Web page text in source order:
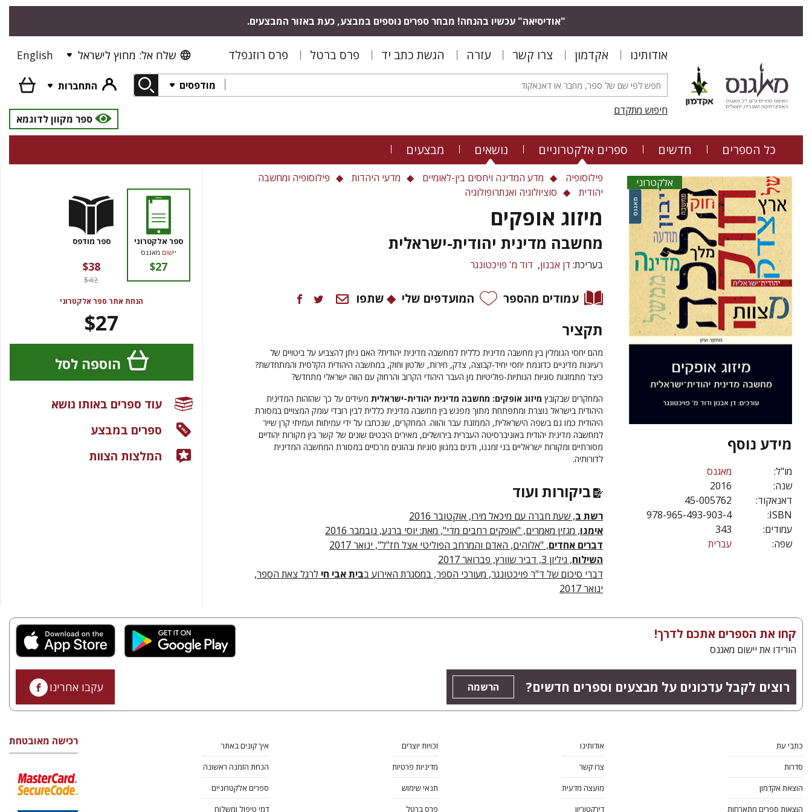
"אודיסיאה" עכשיו בהנחה! מבחר ספרים נוספים במבצע, כעת באזור המבצעים.
אודותינו אקדמון צרו קשר עזרה הגשת כתב יד פרס ברטל פרס רוזנפלד שלח אל: מחוץ לישראל English
מודפסים
התחברות
חיפוש מתקדם
ספר מקוון לדוגמא
כל הספרים חדשים ספרים אלקטרוניים נושאים מבצעים
אלקטרוני
מידע נוסף
מו"ל:
מאגנס
שנה:
2016
דאנאקוד:
45-005762
ISBN:
978-965-493-903-4
עמודים:
343
שפה:
עברית
פילוסופיה מדע המדינה ויחסים בין-לאומיים מדעי היהדות
פילוסופיה ומחשבה
יהודית
סוציולוגיה ואנתרופולוגיה
מיזוג אופקים
מחשבה מדינית יהודית-ישראלית
בעריכת: דן אבנון דוד מ' פויכטונגר
עמודים מהספר המועדפים שלי שתפו
תקציר
מהם יחסי הגומלין בין מחשבה מדינית כללית למחשבה מדינית יהודית? האם ניתן להצביע על ביטויים של
רעיונות מדיניים כדוגמת יחסי יחיד-קבוצה, צדק, חירות, שלטון וחוק, במחשבה היהודית הקלסית והמתחדשת?
כיצד מתמזגות סוגיות הגותיות-פוליטיות מן העבר היהודי הקרוב והרחוק עם הווה ישראלי מתחדש?
המחקרים שבקובץ מיזוג אופקים: מחשבה מדינית יהודית-ישראלית מעידים על כך שהזהות המדינית
היהודית בישראל נוצרת ומתפתחת מתוך מפגש בין מחשבה מדינית כללית לבין רובדי עומק המצויים במסורת
היהודית כמו גם בשפה הישראלית, הממזגת עבר והווה. המחקרים, שנכתבו על ידי עמיתות ועמיתי קרן שייר
למחשבה מדינית יהודית באוניברסיטה העברית בירושלים, מאירים היבטים שונים של קשר בין מקורות יהודיים
מסורתיים ומקורות ישראליים בני זמננו, ודנים במגוון סוגיות ובהוגים מרכזיים במסורת המחשבה המדינית
לדורותיה.
ביקורות ועוד
רשת ב, שעת חברה עם מיכאל מירו, אוקטובר 2016
אימגו, מגזין מאמרים, "אופקים רחבים מדי", מאת: יוסי ברנע, נובמבר 2016
דברים אחדים, "אלוהים, האדם והמרחב הפוליטי אצל חז"ל", ינואר 2017
השילוח, גיליון 3, דביר שוורץ, פברואר 2017
דברי סיכום של ד"ר פויכטונגר, מעורכי הספר, במסגרת האירוע בבית אבי חי לרגל צאת הספר,
ינואר 2017
ספר אלקטרוני
יישום מאגנס
$27
ספר מודפס
$38
$42
הנחת אתר ספר אלקטרוני
$27
הוספה לסל
עוד ספרים באותו נושא
ספרים במבצע
המלצות הצוות
קחו את הספרים אתכם לדרך!
הורידו את יישום מאגנס
רוצים לקבל עדכונים על מבצעים וספרים חדשים? הרשמה עקבו אחרינו
כתבי עת
סדרות
הוצאת אקדמון
הוצאות ספרים מתארחות
אודותינו
צרו קשר
מועצה מדעית
דירקטוריון
זכויות יוצרים
מדיניות פרטיות
תנאי שימוש
פרס ברטל
איך קונים באתר
הנחת הזמנה ראשונה
ספרים אלקטרוניים
דמי טיפול ומשלוח
רכישה מאובטחת